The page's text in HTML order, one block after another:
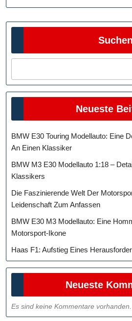
Suchen
Neueste
BMW E30 Touring Modellauto: Eine
An Einen Klassiker
BMW M3 E30 Modellauto 1:18 –
Klassikers
Die Faszinierende Welt Der
Leidenschaft Zum Anfassen
BMW E30 M3 Modellauto: Eine
Motorsport-Ikone
Haas F1: Aufstieg Eines
Neueste
Es sind keine Kommentare vorhanden.